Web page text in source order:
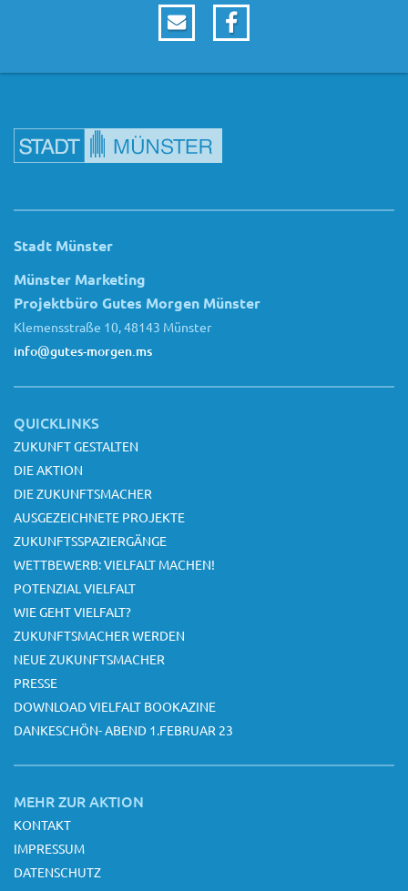
Stadt Münster
Münster Marketing
Projektbüro Gutes Morgen Münster
Klemensstraße 10, 48143 Münster
info@gutes-morgen.ms
QUICKLINKS
ZUKUNFT GESTALTEN
DIE AKTION
DIE ZUKUNFTSMACHER
AUSGEZEICHNETE PROJEKTE
ZUKUNFTSSPAZIERGÄNGE
WETTBEWERB: VIELFALT MACHEN!
POTENZIAL VIELFALT
WIE GEHT VIELFALT?
ZUKUNFTSMACHER WERDEN
NEUE ZUKUNFTSMACHER
PRESSE
DOWNLOAD VIELFALT BOOKAZINE
DANKESCHÖN- ABEND 1.FEBRUAR 23
MEHR ZUR AKTION
KONTAKT
IMPRESSUM
DATENSCHUTZ